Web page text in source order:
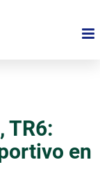
TR6:
en